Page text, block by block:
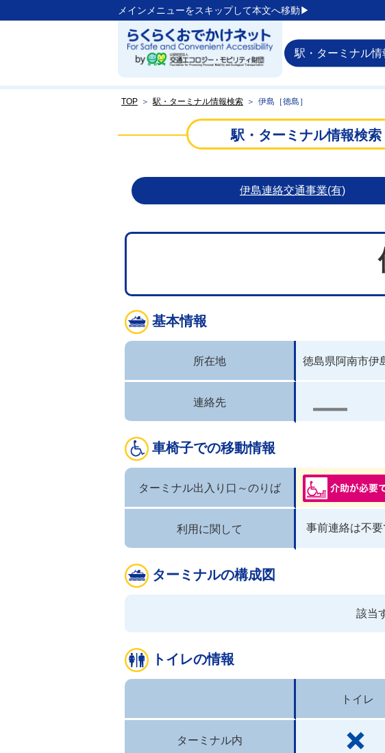
メインメニューをスキップして本文へ移動▶︎
駅・ターミナル情
TOP ＞ 駅・ターミナル情報検索 ＞ 伊島［徳島］
駅・ターミナル情報検索
伊島連絡交通事業(有)
基本情報
所在地 徳島県阿南市伊
連絡先
車椅子での移動情報
ターミナル出入り口～のりば
利用に関して 事前連絡は不要
ターミナルの構成図
該当
トイレの情報
ターミナル内
トイレ